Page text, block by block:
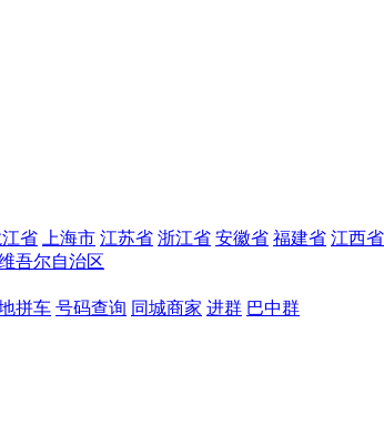
省 上海市 江苏省 浙江省 安徽省 福建省 江西省
吾尔自治区
拼车 号码查询 同城商家 进群 巴中群